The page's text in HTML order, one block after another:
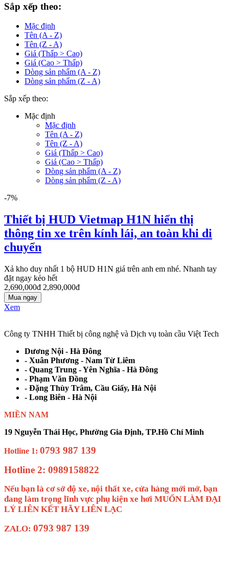
Sắp xếp theo:
Mặc định
Tên (A - Z)
Tên (Z - A)
Giá (Thấp > Cao)
Giá (Cao > Thấp)
Dòng sản phẩm (A - Z)
Dòng sản phẩm (Z - A)
Sắp xếp theo:
Mặc định
Mặc định
Tên (A - Z)
Tên (Z - A)
Giá (Thấp > Cao)
Giá (Cao > Thấp)
Dòng sản phẩm (A - Z)
Dòng sản phẩm (Z - A)
-7%
Thiết bị HUD Vietmap H1N hiển thị
thông tin xe trên kính lái, an toàn khi di
chuyển
Xả kho duy nhất 1 bộ HUD H1N giá trên anh em nhé. Nhanh tay
đặt ngay kẻo hết
2,690,000đ 2,890,000đ
Mua ngay
Xem
Công ty TNHH Thiết bị công nghệ và Dịch vụ toàn cầu Việt Tech
Dương Nội - Hà Đông
- Xuân Phương - Nam Từ Liêm
- Quang Trung - Yên Nghĩa - Hà Đông
- Phạm Văn Đồng
- Đặng Thùy Trâm, Cầu Giấy, Hà Nội
- Long Biên - Hà Nội
MIỀN NAM
19 Nguyễn Thái Học, Phường Gia Định, TP.Hồ Chí Minh
Hotline 1: 0793 987 139
Hotline 2: 0989158822
Nếu bạn là cơ sở độ xe, nội thất xe, cửa hàng mới mở, bạn
đang làm trọng lĩnh vực phụ kiện xe hơi MUỐN LÀM ĐẠI
LÝ LIÊN KẾT HÃY LIÊN LẠC
ZALO: 0793 987 139